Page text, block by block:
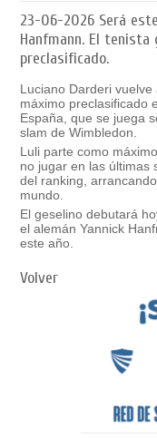
23-06-2026 Será
Hanfmann. El
preclasificado.
Luciano Darderi vuelve
máximo preclasificado
España, que se juega
slam de Wimbledon.
Luli parte como
no jugar en las últimas
del ranking,
mundo.
El geselino debutará
el alemán Yannick
este año.
Volver